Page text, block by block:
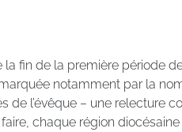
la fin de la première période
notamment par la
de l’évêque – une relecture
chaque région